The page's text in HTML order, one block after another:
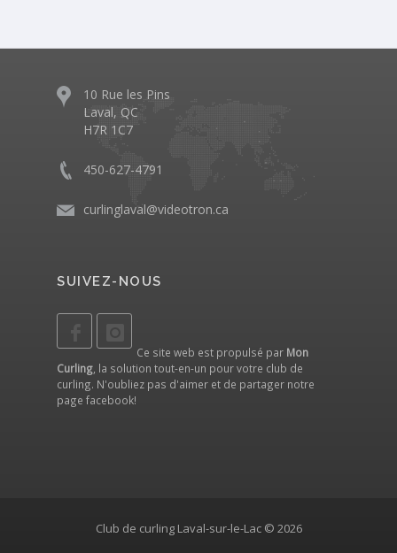
10 Rue les Pins
Laval, QC
H7R 1C7
450-627-4791
curlinglaval@videotron.ca
SUIVEZ-NOUS
Ce site web est propulsé par Mon
Curling , la solution tout-en-un pour votre club de
curling. N'oubliez pas d'aimer et de partager notre
page facebook!
Club de curling Laval-sur-le-Lac © 2026